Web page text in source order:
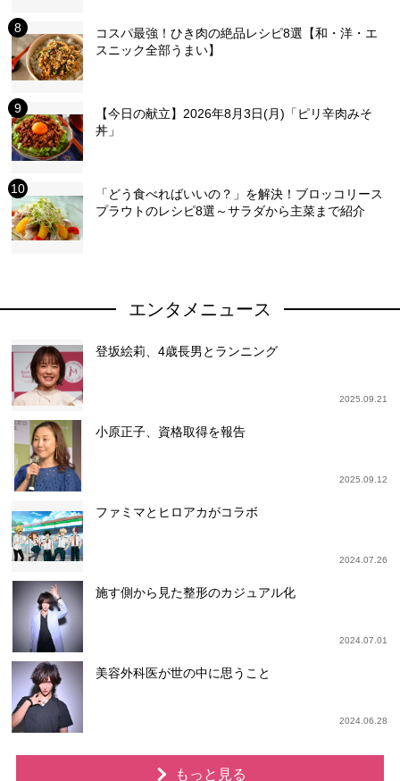
コスパ最強！ひき肉の絶品レシピ8選【和・洋・エ
スニック全部うまい】
【今日の献立】2026年8月3日(月)「ピリ辛肉みそ
丼」
「どう食べればいいの？」を解決！ブロッコリース
プラウトのレシピ8選～サラダから主菜まで紹介
エンタメニュース
登坂絵莉、4歳長男とランニング
2025.09.21
小原正子、資格取得を報告
2025.09.12
ファミマとヒロアカがコラボ
2024.07.26
施す側から見た整形のカジュアル化
2024.07.01
美容外科医が世の中に思うこと
2024.06.28
もっと見る